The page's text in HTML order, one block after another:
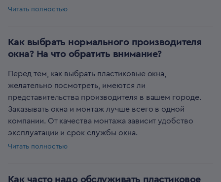
40 лет.
использования петель и замков составляет 20 000
циклов. Это значит, что если открывать створку по
менее 18 лет. При этом вышедшую из строя
оконную фурнитуру можно заменить при
необходимости. Ремонт не отразится на
функциональности окна.
Срок службы окон ПВХ сокращается из-за
монтажных ошибок. Плохо установленные окна
могут начать запотевать, промерзать. Часто
Читать полностью
Как выбрать нормального производителя
окна? На что обратить внимание?
Перед тем, как выбрать пластиковые окна,
желательно посмотреть, имеются ли
представительства производителя в вашем городе.
Заказывать окна и монтаж лучше всего в одной
компании. От качества монтажа зависит удобство
эксплуатации и срок службы окна.
Оценить рейтинг производителя можно по
функциональных и потребительских свойств —
Читать полностью
Как часто надо обслуживать пластиковое